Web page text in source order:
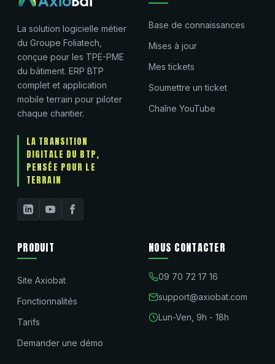
La solution logicielle métier
du Groupe Foliatech,
conçue pour les TPE-PME
du bâtiment. ERP BTP
complet et application
mobile terrain pour piloter
chaque chantier.
LA TRANSITION
DIGITALE DU BTP,
PENSÉE POUR LE
TERRAIN
Base de connaissances
Mises à jour
Mes tickets
Soumettre un ticket
Chaîne YouTube
PRODUIT
Site Axiobat
Fonctionnalités
Tarifs
Demander une démo
NOUS CONTACTER
09 70 72 17 16
support@axiobat.com
Lun-Ven, 9h - 18h